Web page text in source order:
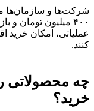
شرکت‌ها و سازمان‌ها
۴۰۰ میلیون تومان و
عملیاتی، امکان خرید
کنند.
چه محصولاتی
خرید؟